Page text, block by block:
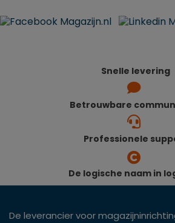
Snelle levering
Betrouwbare
Professionele
De logische naam in
De leverancier voor